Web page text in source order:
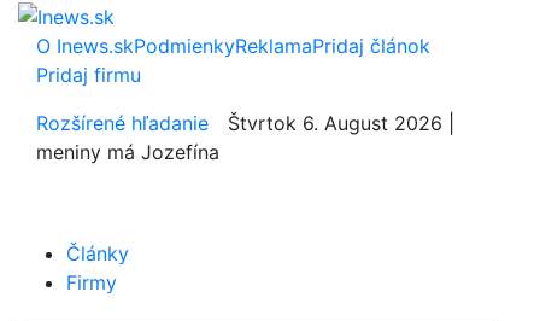
O Inews.skPodmienkyReklamaPridaj článok
Pridaj firmu
Rozšírené hľadanie
Štvrtok 6. August 2026 |
meniny má Jozefína
Články
Firmy